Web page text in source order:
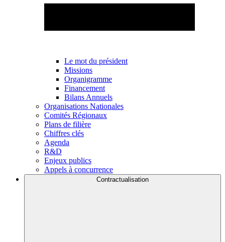
Le mot du président
Missions
Organigramme
Financement
Bilans Annuels
Organisations Nationales
Comités Régionaux
Plans de filière
Chiffres clés
Agenda
R&D
Enjeux publics
Appels à concurrence
Contractualisation